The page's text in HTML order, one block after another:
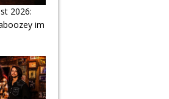
2026:
im